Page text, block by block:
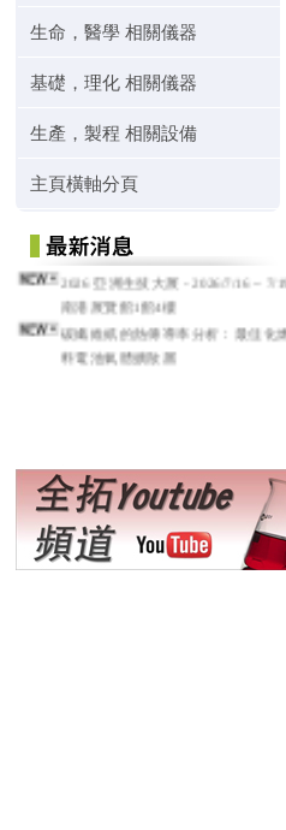
生命，醫學 相關儀器
基礎，理化 相關儀器
生產，製程 相關設備
主頁橫軸分頁
2026 亞洲生技大展 - 2026/7/16 ~ 7/19
南港展覽館1館4樓
碳纖維紙的熱傳導率分析：最佳化燃
料電池氣體擴散層